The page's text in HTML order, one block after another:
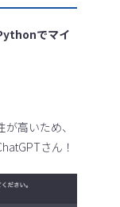
でマイ
高いため、
さん！